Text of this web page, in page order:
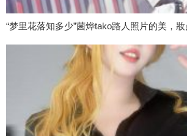
“梦里花落知多少”菌烨tako路人照片的美，